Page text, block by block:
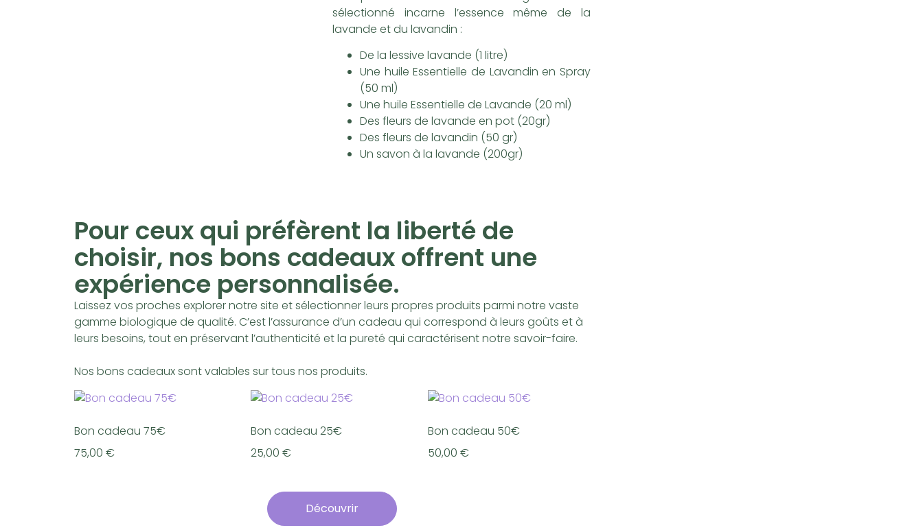
sélectionné incarne l’essence même de la
lavande et du lavandin :
De la lessive lavande (1 litre)
Une huile Essentielle de Lavandin en Spray
(50 ml)
Une huile Essentielle de Lavande (20 ml)
Des fleurs de lavande en pot (20gr)
Des fleurs de lavandin (50 gr)
Un savon à la lavande (200gr)
Pour ceux qui préfèrent la liberté de
choisir, nos bons cadeaux offrent une
expérience personnalisée.
Laissez vos proches explorer notre site et sélectionner leurs propres produits parmi notre vaste
gamme biologique de qualité. C’est l’assurance d’un cadeau qui correspond à leurs goûts et à
leurs besoins, tout en préservant l’authenticité et la pureté qui caractérisent notre savoir-faire.
Nos bons cadeaux sont valables sur tous nos produits.
Bon cadeau 75€
75,00 €
Bon cadeau 25€
25,00€
Bon cadeau 50€
50,00 €
Découvrir